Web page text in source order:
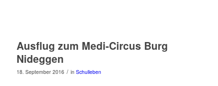
Ausflug zum Medi-Circus Burg
Nideggen
18. September 2016 / in Schulleben